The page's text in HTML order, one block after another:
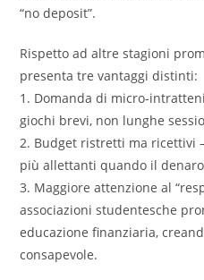
“no deposit”.
Rispetto ad altre stagioni
presenta tre vantaggi distinti:
1. Domanda di
giochi brevi, non lunghe
2. Budget ristretti ma ricettivi
più allettanti quando il
3. Maggiore attenzione al
associazioni studentesche
educazione finanziaria,
consapevole.